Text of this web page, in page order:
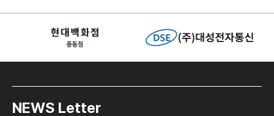
NEWS Letter